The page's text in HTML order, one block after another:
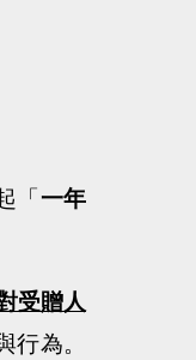
「 一年
受贈人
行為。